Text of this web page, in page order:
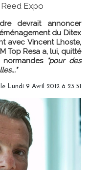
Expo
devrait annoncer
du Ditex
avec Vincent Lhoste,
Top Resa a, lui, quitté
"pour des
Lundi 9 Avril 2012 à 23:51